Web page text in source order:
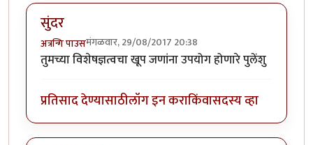
सुंदर
अत्रन्गि पाउसमंगळवार, 29/08/2017 20:38
तुमच्या विशेषज्ञत्वचा खूप जणांना उपयोग होणारे पुलेंशु
प्रतिसाद देण्यासाठीलॉग इन कराकिंवासदस्य व्हा